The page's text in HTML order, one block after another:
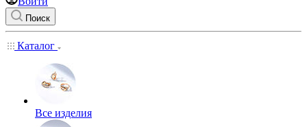
Поиск
Каталог
Все изделия